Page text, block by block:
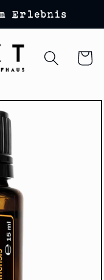
Erlebnis